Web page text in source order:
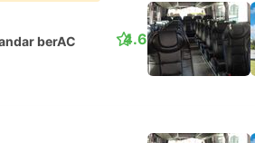
berAC 4.6